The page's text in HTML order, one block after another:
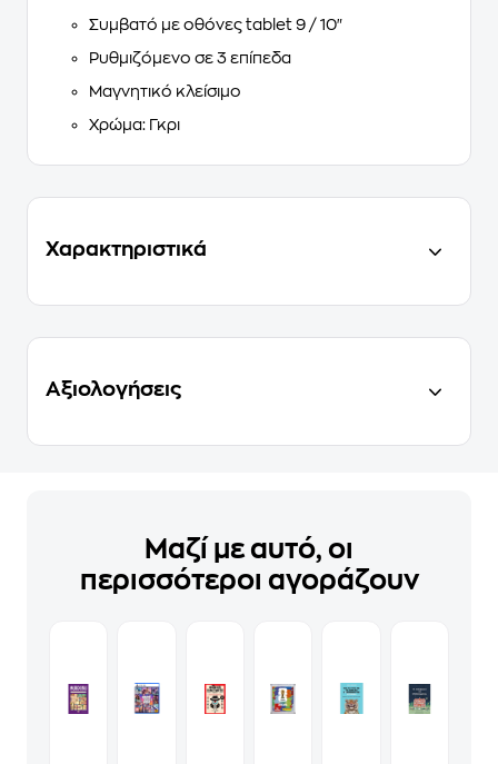
Συμβατό με οθόνες tablet 9 / 10"
Ρυθμιζόμενο σε 3 επίπεδα
Μαγνητικό κλείσιμο
Χρώμα: Γκρι
Χαρακτηριστικά
Αξιολογήσεις
Μαζί με αυτό, οι
περισσότεροι αγοράζουν